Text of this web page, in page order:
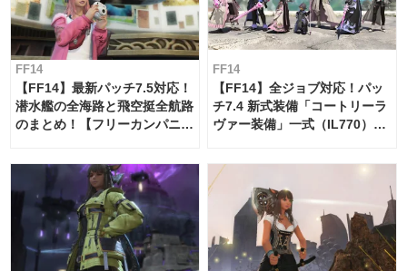
FF14
【FF14】最新パッチ7.5対応！
潜水艦の全海路と飛空挺全航路
のまとめ！【フリーカンパニ
FF14
【FF14】全ジョブ対応！パッ
チ7.4 新式装備「コートリーラ
ヴァー装備」一式（IL770）の